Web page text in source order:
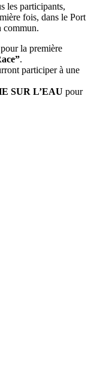
les participants,
fois, dans le Port
commun.
la première
.
participer à une
SUR L’EAU pour